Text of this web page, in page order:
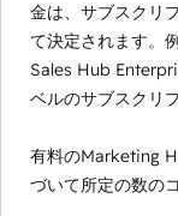
金は、サブスクリ
て決定されます。
Sales Hub
ベルのサブスクリ
有料のMarketing
づいて所定の数の